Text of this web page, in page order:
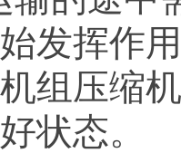
发挥作
组压缩
状态。